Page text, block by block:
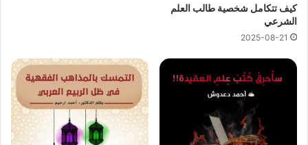
كيف تتكامل شخصية طالب العلم
الشرعي
2025-08-21